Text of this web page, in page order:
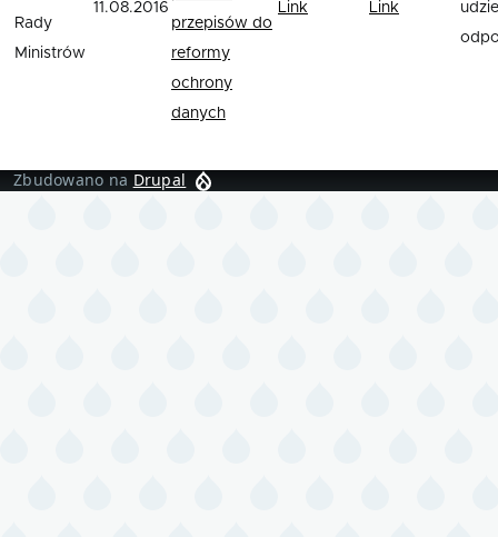
Rady
Ministrów
11.08.2016
przepisów do
reformy
ochrony
danych
Link Link
Zbudowano na Drupal